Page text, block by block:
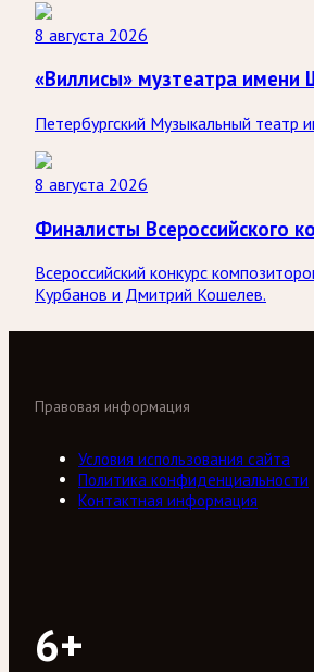
8 августа 2026
«Виллисы» музтеатра имени
Петербургский Музыкальный театр
8 августа 2026
Финалисты Всероссийского
Всероссийский конкурс
Курбанов и Дмитрий Кошелев.
Правовая информация
Условия использования сайта
Политика конфиденциальности
Контактная информация
6+